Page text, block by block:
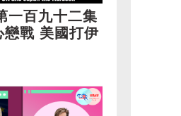
一百九十二集
戀戰 美國打伊